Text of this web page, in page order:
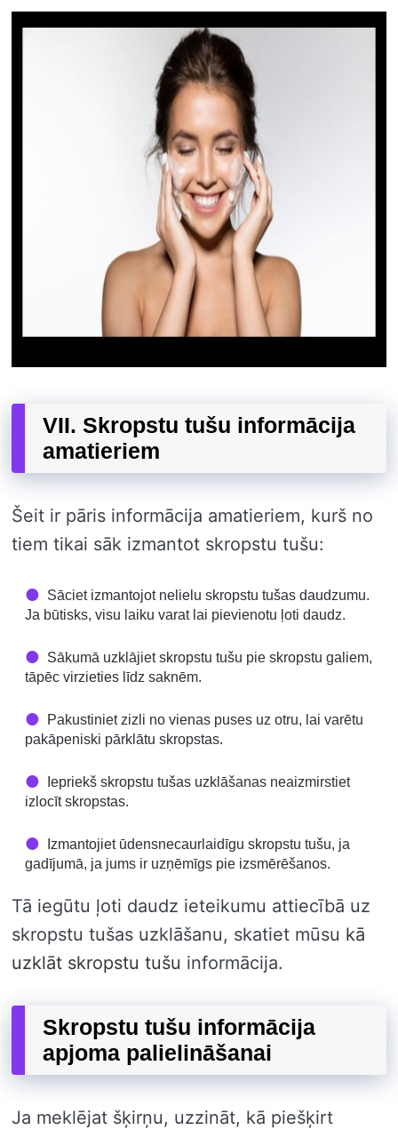
VII. Skropstu tušu informācija
amatieriem
Šeit ir pāris informācija amatieriem, kurš no
tiem tikai sāk izmantot skropstu tušu:
Sāciet izmantojot nelielu skropstu tušas daudzumu.
Ja būtisks, visu laiku varat lai pievienotu ļoti daudz.
Sākumā uzklājiet skropstu tušu pie skropstu galiem,
tāpēc virzieties līdz saknēm.
Pakustiniet zizli no vienas puses uz otru, lai varētu
pakāpeniski pārklātu skropstas.
Iepriekš skropstu tušas uzklāšanas neaizmirstiet
izlocīt skropstas.
Izmantojiet ūdensnecaurlaidīgu skropstu tušu, ja
gadījumā, ja jums ir uzņēmīgs pie izsmērēšanos.
Tā iegūtu ļoti daudz ieteikumu attiecībā uz
skropstu tušas uzklāšanu, skatiet mūsu kā
uzklāt skropstu tušu informācija.
Skropstu tušu informācija
apjoma palielināšanai
Ja meklējat šķirņu, uzzināt, kā piešķirt